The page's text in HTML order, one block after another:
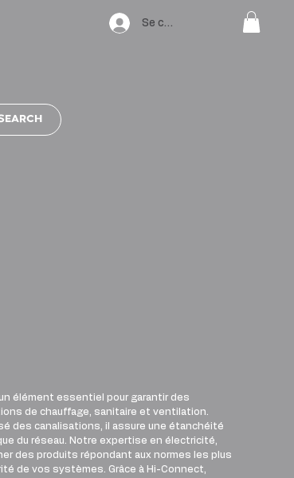
Se connecter
élément essentiel pour garantir des
de chauffage, sanitaire et ventilation.
des canalisations, il assure une étanchéité
du réseau. Notre expertise en électricité,
des produits répondant aux normes les plus
de vos systèmes. Grâce à Hi-Connect,